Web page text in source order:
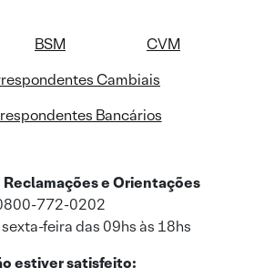
BSM
CVM
Cambiais
Bancários
Reclamações e Orientações
772-0202
feira das 09hs às 18hs
estiver satisfeito: